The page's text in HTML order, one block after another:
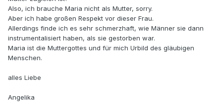
Also, ich brauche Maria nicht als Mutter, sorry.
Aber ich habe großen Respekt vor dieser Frau.
Allerdings finde ich es sehr schmerzhaft, wie Männer sie dann
instrumentalisiert haben, als sie gestorben war.
Maria ist die Muttergottes und für mich Urbild des gläubigen
Menschen.
alles Liebe
Angelika